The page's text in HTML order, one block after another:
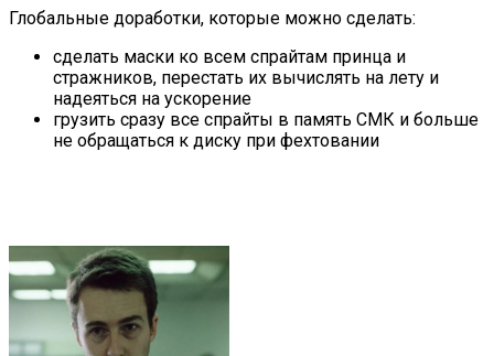
Глобальные доработки, которые можно сделать:
сделать маски ко всем спрайтам принца и
стражников, перестать их вычислять на лету и
надеяться на ускорение
грузить сразу все спрайты в память СМК и больше
не обращаться к диску при фехтовании